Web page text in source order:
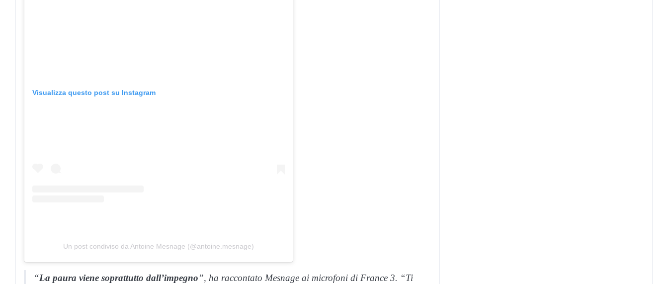
Visualizza questo post su Instagram
Un post condiviso da Antoine Mesnage (@antoine.mesnage)
“La paura viene soprattutto dall’impegno”, ha raccontato Mesnage ai microfoni di France 3. “Ti